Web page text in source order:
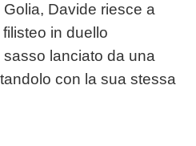
Davide riesce a
in duello
lanciato da una
con la sua stessa